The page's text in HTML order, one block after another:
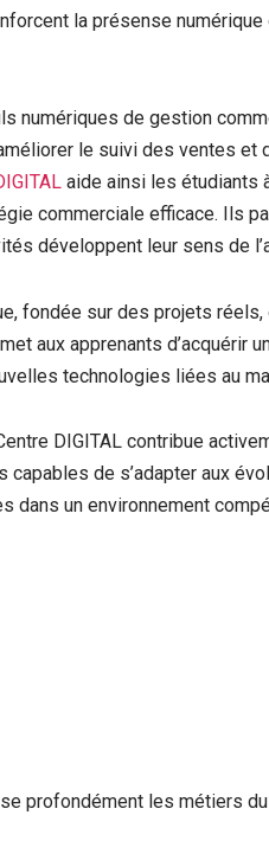
la présense
numériques de gestion
le suivi des ventes et
aide ainsi les étudiants
commerciale efficace. Ils
développent leur sens de
fondée sur des projets
aux apprenants d’acquérir
technologies liées au
DIGITAL contribue
de s’adapter aux
un environnement
profondément les métiers